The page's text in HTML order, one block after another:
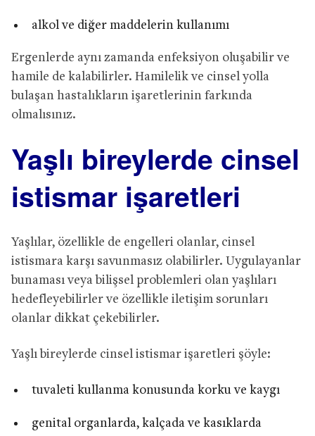
alkol ve diğer maddelerin kullanımı
Ergenlerde aynı zamanda enfeksiyon oluşabilir ve
hamile de kalabilirler. Hamilelik ve cinsel yolla
bulaşan hastalıkların işaretlerinin farkında
olmalısınız.
Yaşlı bireylerde cinsel
istismar işaretleri
Yaşlılar, özellikle de engelleri olanlar, cinsel
istismara karşı savunmasız olabilirler. Uygulayanlar
bunaması veya bilişsel problemleri olan yaşlıları
hedefleyebilirler ve özellikle iletişim sorunları
olanlar dikkat çekebilirler.
Yaşlı bireylerde cinsel istismar işaretleri şöyle:
tuvaleti kullanma konusunda korku ve kaygı
genital organlarda, kalçada ve kasıklarda